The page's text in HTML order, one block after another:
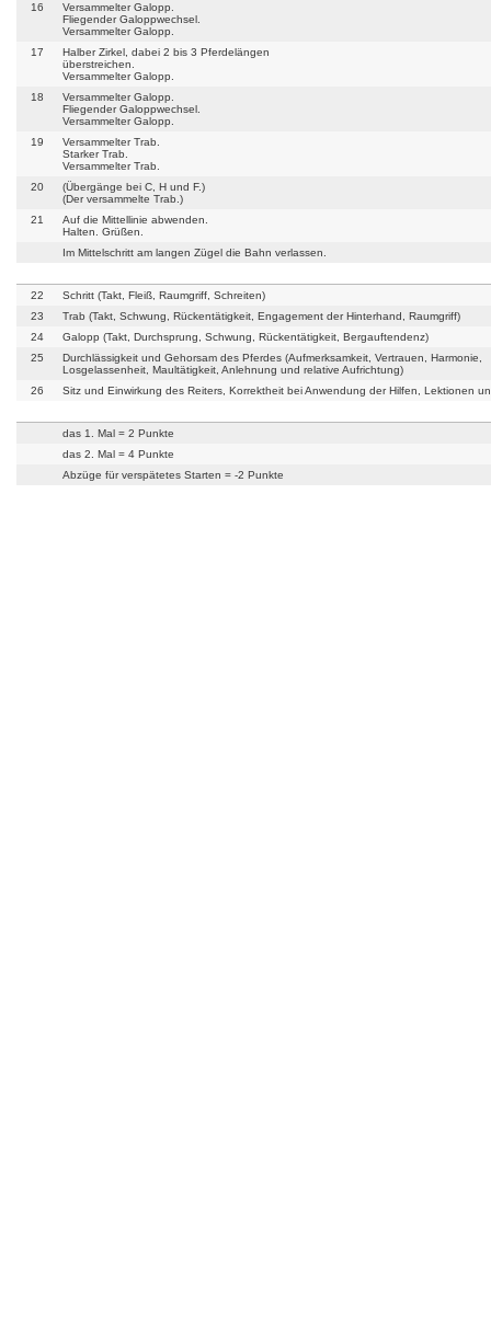
16
Versammelter Galopp.
Fliegender Galoppwechsel.
Versammelter Galopp.
17
Halber Zirkel, dabei 2 bis 3 Pferdelängen
überstreichen.
Versammelter Galopp.
18
Versammelter Galopp.
Fliegender Galoppwechsel.
Versammelter Galopp.
19
Versammelter Trab.
Starker Trab.
Versammelter Trab.
20
(Übergänge bei C, H und F.)
(Der versammelte Trab.)
21
Auf die Mittellinie abwenden.
Halten. Grüßen.
Im Mittelschritt am langen Zügel die Bahn verlassen.
22
Schritt (Takt, Fleiß, Raumgriff, Schreiten)
23
Trab (Takt, Schwung, Rückentätigkeit, Engagement der Hinterhand, Raumgriff)
24
Galopp (Takt, Durchsprung, Schwung, Rückentätigkeit, Bergauftendenz)
25
Durchlässigkeit und Gehorsam des Pferdes (Aufmerksamkeit, Vertrauen, Harmonie,
Losgelassenheit, Maultätigkeit, Anlehnung und relative Aufrichtung)
26
Sitz und Einwirkung des Reiters, Korrektheit bei Anwendung der Hilfen, Lektionen
das 1. Mal = 2 Punkte
das 2. Mal = 4 Punkte
Abzüge für verspätetes Starten = -2 Punkte